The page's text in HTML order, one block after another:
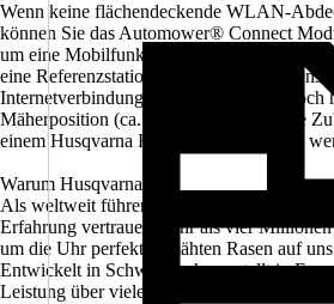
Wenn keine flächendeckende WLAN-
können Sie das Automower® Connect
um eine Mobilfunkverbindung zu
eine Referenzstation erwerben, eine
Internetverbindung erfordert und eine noch
Mäherposition (ca. 2–3 cm) bietet. Diese
einem Husqvarna Fachhändler installiert
Warum Husqvarna?
Als weltweit führender Anbieter von
Erfahrung vertrauen mehr als vier
um die Uhr perfekt gemähten Rasen auf
Entwickelt in Schweden, hergestellt in
Leistung über viele Jahre.